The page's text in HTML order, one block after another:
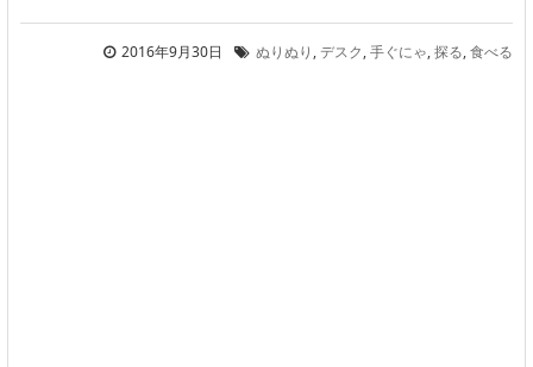
2016年9月30日 ぬりぬり ,デスク,手ぐにゃ,探る,食べる